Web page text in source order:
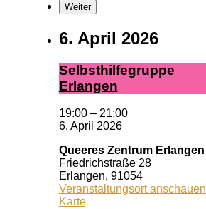
Weiter
6. April 2026
Selbst­hil­fe­grup­pe
Er­lan­gen
19:00 – 21:00
6. April 2026
Queeres Zentrum Erlangen
Friedrichstraße 28
Erlangen, 91054
Veranstaltungsort anschauen
KarteQueeres